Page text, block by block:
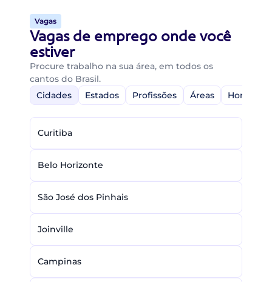
Vagas
Vagas de emprego onde você
estiver
Procure trabalho na sua área, em todos os
cantos do Brasil.
Cidades
Estados Profissões Áreas Home-
Curitiba
Belo Horizonte
São José dos Pinhais
Joinville
Campinas